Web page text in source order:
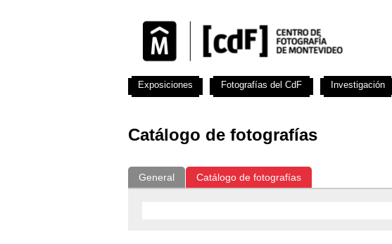
Catálogo de fotografías
General Catálogo de fotografías
Exposiciones Fotografías del CdF Investigación